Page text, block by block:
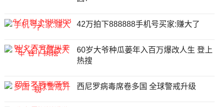
42万拍下888888手机号买家:赚大了
60岁大爷种瓜蒌年入百万爆改人生 登上
热搜
西尼罗病毒席卷多国 全球警戒升级